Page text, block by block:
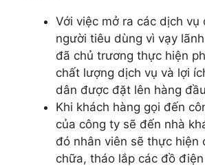
Với việc mở ra các dịch vụ
người tiêu dùng vì vạy
đã chủ trương thực hiện
chất lượng dịch vụ và lợi
dân được đặt lên hàng đầu
Khi khách hàng gọi đến
của công ty sẽ đến nhà
đó nhân viên sẽ thực hiện
chữa, tháo lắp các đồ